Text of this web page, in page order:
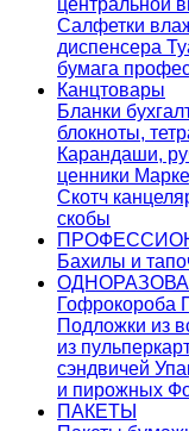
центральной
Салфетки
диспенсера
бумага
Канцтовары
Бланки
блокноты,
Карандаши,
ценники
Скотч
скобы
Бахилы и
Гофрокороба
Подложки из
из
сэндвичей
и пирожных
ПАКЕТЫ